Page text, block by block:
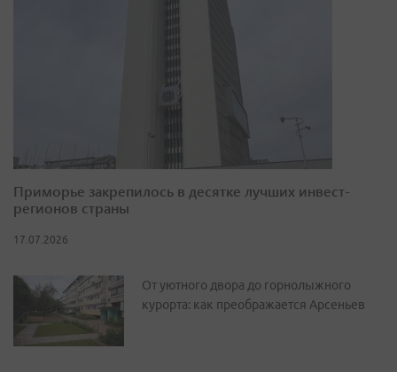
Приморье закрепилось в десятке лучших инвест-
регионов страны
17.07.2026
От уютного двора до горнолыжного
курорта: как преображается Арсеньев